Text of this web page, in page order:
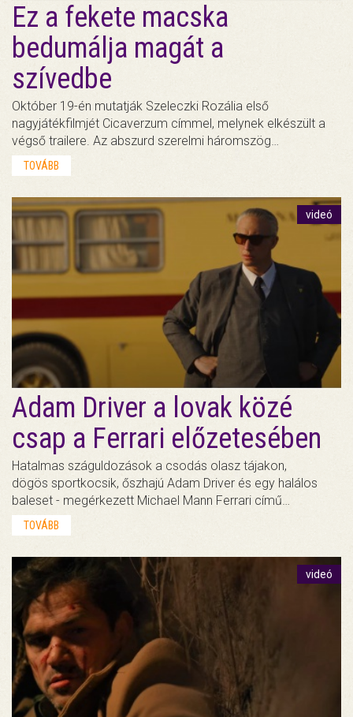
Ez a fekete macska
bedumálja magát a
szívedbe
Október 19-én mutatják Szeleczki Rozália első
nagyjátékfilmjét Cicaverzum címmel, melynek elkészült a
végső trailere. Az abszurd szerelmi háromszög…
TOVÁBB
videó
Adam Driver a lovak közé
csap a Ferrari előzetesében
Hatalmas száguldozások a csodás olasz tájakon,
dögös sportkocsik, őszhajú Adam Driver és egy halálos
baleset - megérkezett Michael Mann Ferrari című…
TOVÁBB
videó